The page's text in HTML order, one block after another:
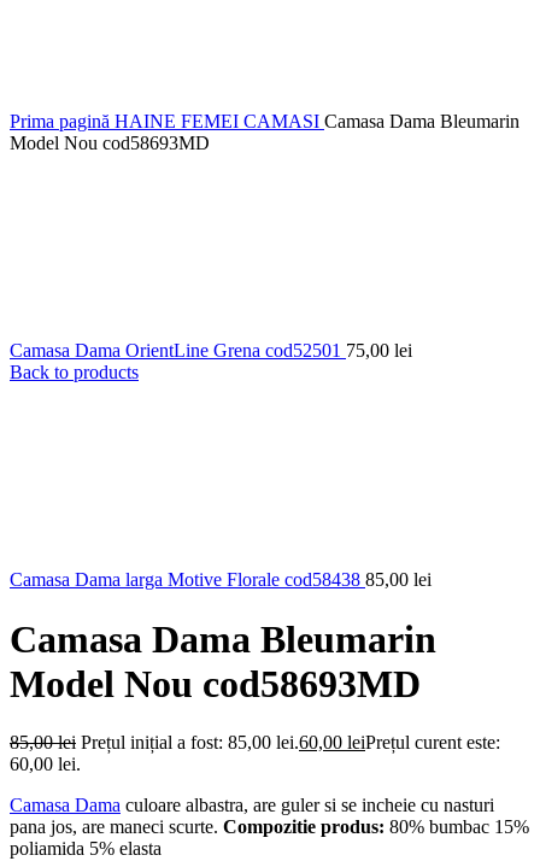
Prima pagină HAINE FEMEI CAMASI Camasa Dama Bleumarin
Model Nou cod58693MD
Camasa Dama OrientLine Grena cod52501 75,00 lei
Back to products
Camasa Dama larga Motive Florale cod58438 85,00 lei
Camasa Dama Bleumarin
Model Nou cod58693MD
85,00lei Prețul inițial a fost: 85,00 lei.60,00 leiPrețul curent este:
60,00 lei.
Camasa Dama culoare albastra, are guler si se incheie cu nasturi
pana jos, are maneci scurte. Compozitie produs: 80% bumbac 15%
poliamida 5% elasta